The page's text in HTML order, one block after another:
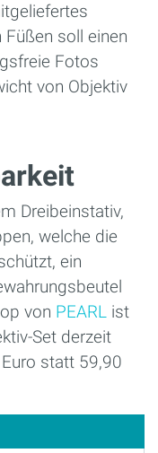
soll einen
Fotos
von Objektiv
Dreibeinstativ,
welche die
ein
von PEARL ist
Set derzeit
statt 59,90